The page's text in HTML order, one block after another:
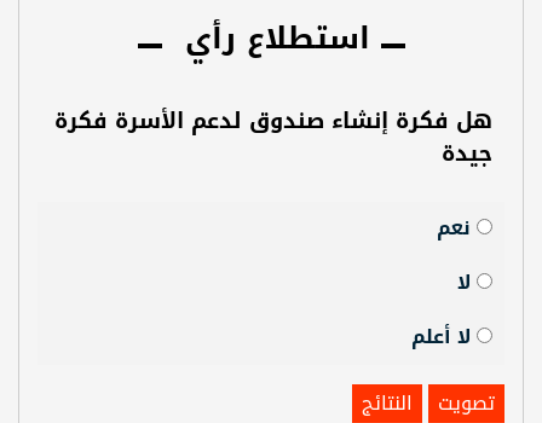
استطلاع رأي
هل فكرة إنشاء صندوق لدعم الأسرة فكرة
جيدة
نعم
لا
لا أعلم
تصويت
النتائج